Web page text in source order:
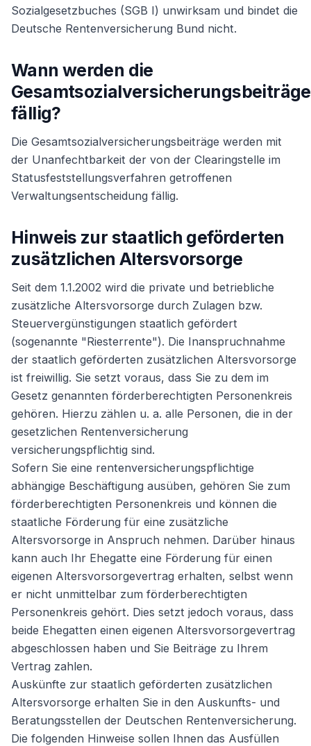
Sozialgesetzbuches (SGB I) unwirksam und bindet die
Deutsche Rentenversicherung Bund nicht.
Wann werden die
Gesamtsozialversicherungsbeiträge
fällig?
Die Gesamtsozialversicherungsbeiträge werden mit
der Unanfechtbarkeit der von der Clearingstelle im
Statusfeststellungsverfahren getroffenen
Verwaltungsentscheidung fällig.
Hinweis zur staatlich geförderten
zusätzlichen Altersvorsorge
Seit dem 1.1.2002 wird die private und betriebliche
zusätzliche Altersvorsorge durch Zulagen bzw.
Steuervergünstigungen staatlich gefördert
(sogenannte "Riesterrente"). Die Inanspruchnahme
der staatlich geförderten zusätzlichen Altersvorsorge
ist freiwillig. Sie setzt voraus, dass Sie zu dem im
Gesetz genannten förderberechtigten Personenkreis
gehören. Hierzu zählen u. a. alle Personen, die in der
gesetzlichen Rentenversicherung
versicherungspflichtig sind.
Sofern Sie eine rentenversicherungspflichtige
abhängige Beschäftigung ausüben, gehören Sie zum
förderberechtigten Personenkreis und können die
staatliche Förderung für eine zusätzliche
Altersvorsorge in Anspruch nehmen. Darüber hinaus
kann auch Ihr Ehegatte eine Förderung für einen
eigenen Altersvorsorgevertrag erhalten, selbst wenn
er nicht unmittelbar zum förderberechtigten
Personenkreis gehört. Dies setzt jedoch voraus, dass
beide Ehegatten einen eigenen Altersvorsorgevertrag
abgeschlossen haben und Sie Beiträge zu Ihrem
Vertrag zahlen.
Auskünfte zur staatlich geförderten zusätzlichen
Altersvorsorge erhalten Sie in den Auskunfts- und
Beratungsstellen der Deutschen Rentenversicherung.
Die folgenden Hinweise sollen Ihnen das Ausfüllen